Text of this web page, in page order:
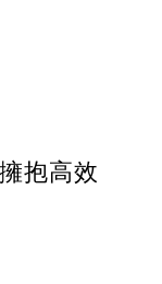
抱高效